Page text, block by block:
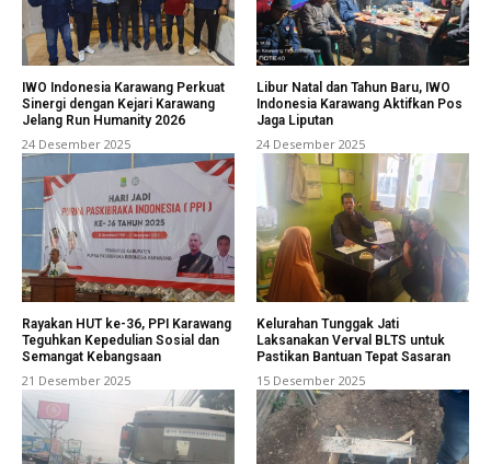
IWO Indonesia Karawang Perkuat
Sinergi dengan Kejari Karawang
Jelang Run Humanity 2026
24 Desember 2025
Libur Natal dan Tahun Baru, IWO
Indonesia Karawang Aktifkan Pos
Jaga Liputan
24 Desember 2025
Rayakan HUT ke-36, PPI Karawang
Teguhkan Kepedulian Sosial dan
Semangat Kebangsaan
21 Desember 2025
Kelurahan Tunggak Jati
Laksanakan Verval BLTS untuk
Pastikan Bantuan Tepat Sasaran
15 Desember 2025